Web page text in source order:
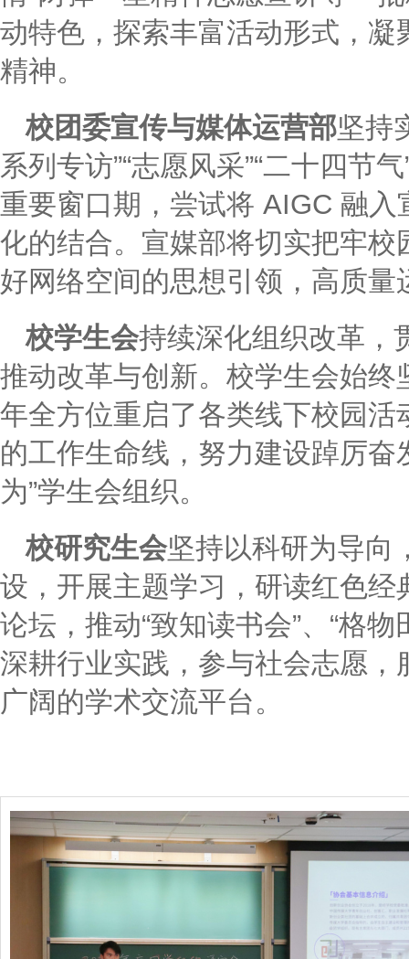
动特色，探索丰富活动形式，
精神。
校团委宣传与媒体运营部坚持
系列专访”“志愿风采”“二十四节
重要窗口期，尝试将 AIGC 融
化的结合。宣媒部将切实把牢
好网络空间的思想引领，高质
校学生会持续深化组织改革，
推动改革与创新。校学生会始
年全方位重启了各类线下校园
的工作生命线，努力建设踔厉奋
为”学生会组织。
校研究生会坚持以科研为导向
设，开展主题学习，研读红色经
论坛，推动“致知读书会”、“格
深耕行业实践，参与社会志愿
广阔的学术交流平台。